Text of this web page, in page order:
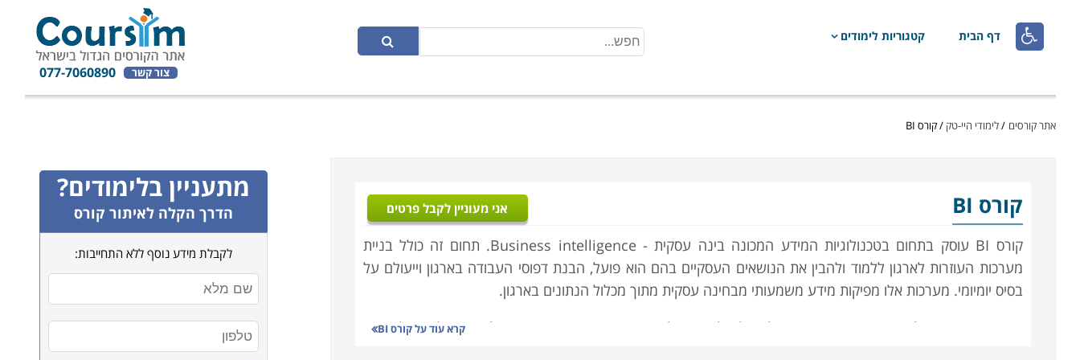
 דף הבית קטגוריות לימודים
צור קשר 077-7060890
אתר קורסים /לימודי היי-טק /קורס BI
קורס BI אני מעוניין לקבל פרטים
קורס BI עוסק בתחום בטכנולוגיות המידע המכונה בינה עסקית - Business intelligence. תחום זה כולל בניית
מערכות העוזרות לארגון ללמוד ולהבין את הנושאים העסקיים בהם הוא פועל, הבנת דפוסי העבודה בארגון וייעולם על
בסיס יומיומי. מערכות אלו מפיקות מידע משמעותי מבחינה עסקית מתוך מכלול הנתונים בארגון.
באמצעות BI ניתן לאתר דפוסים משמעותיים לניהול של ארגון, וליצור דו"חות, התראות ואיתותים לצורך קבלת החלטות
קרא עוד עלקורס BI
מתעניין בלימודים?
הדרך הקלה לאיתור קורס
לקבלת מידע נוסף ללא התחייבות: